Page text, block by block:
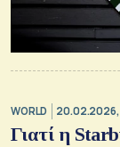
WORLD 20.02.2026,
Γιατί η